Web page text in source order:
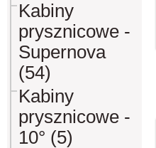
Kabiny
prysznicowe -
Supernova
(54)
Kabiny
prysznicowe -
10° (5)